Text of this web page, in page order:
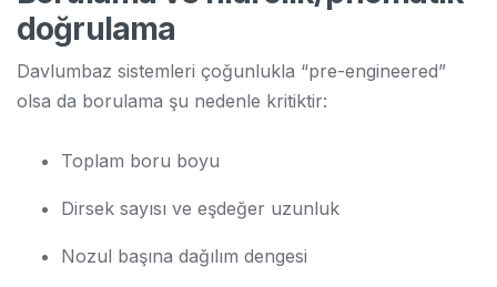
doğrulama
Davlumbaz sistemleri çoğunlukla “pre-engineered”
olsa da borulama şu nedenle kritiktir:
Toplam boru boyu
Dirsek sayısı ve eşdeğer uzunluk
Nozul başına dağılım dengesi